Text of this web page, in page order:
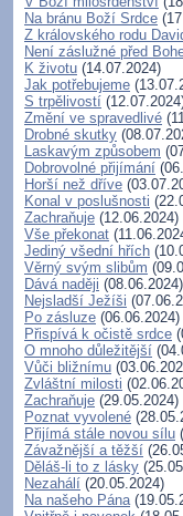
Na bránu Boží Srdce
Z královského rodu
Není záslužné před
K životu (14.07.2024)
Jak potřebujeme
S trpělivostí
Změní ve spravedlivé
Drobné skutky
Laskavým způsobem
Dobrovolné přijímání
Horší než dříve
Konal v poslušnosti
Zachraňuje (12.06.2024)
Vše překonat
Jediný všední hřích
Věrný svým slibům
Dává naději (08.06.2024)
Nejsladší Ježíši
Po zásluze (06.06.2024)
Přispívá k očistě srdce
O mnoho důležitější
Vůči bližnímu
Zvláštní milosti
Zachraňuje (29.05.2024)
Poznat vyvolené
Přijímá stále novou sílu
Závažnější a těžší
Děláš-li to z lásky
Nezahálí (20.05.2024)
Na našeho Pána